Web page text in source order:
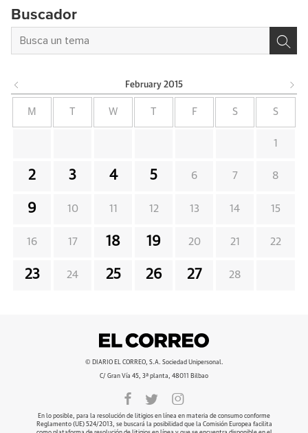
Buscador
February 2015
M W F S S
1
2 3 4 5 6 7 8
9 10 11 12 13 14 15
16 17 18 19 20 21 22
23 24 25 26 27 28
© DIARIO EL CORREO, S.A. Sociedad Unipersonal.
C/ Gran Vía 45, 3ª planta, 48011 Bilbao
En lo posible, para la resolución de litigios en línea en materia de consumo conforme
Reglamento (UE) 524/2013, se buscará la posibilidad que la Comisión Europea facilita